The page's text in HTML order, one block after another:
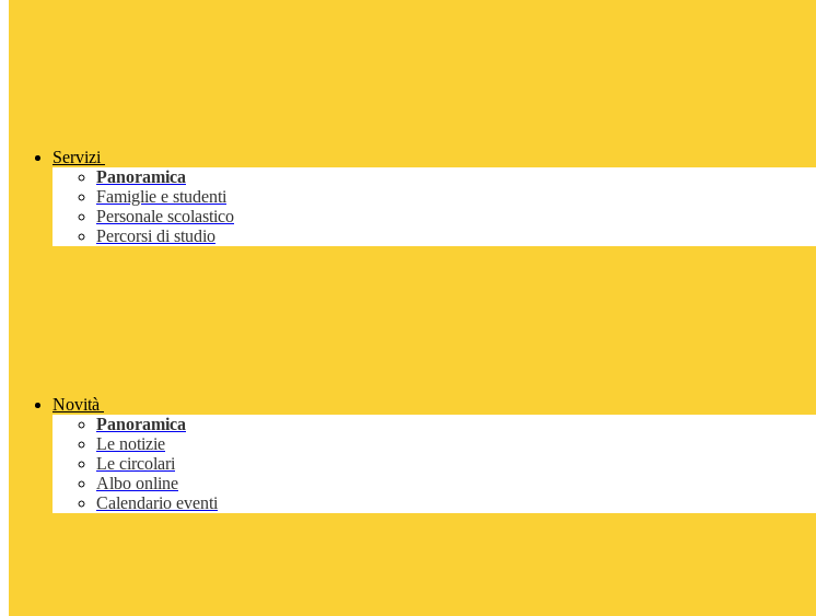
Servizi
Panoramica
Famiglie e studenti
Personale scolastico
Percorsi di studio
Novità
Panoramica
Le notizie
Le circolari
Albo online
Calendario eventi